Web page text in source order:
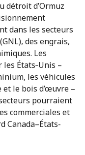
détroit d’Ormuz
dans les secteurs
des engrais,
Les
États‑Unis –
les véhicules
le bois d’œuvre –
pourraient
commerciales et
Canada–États-